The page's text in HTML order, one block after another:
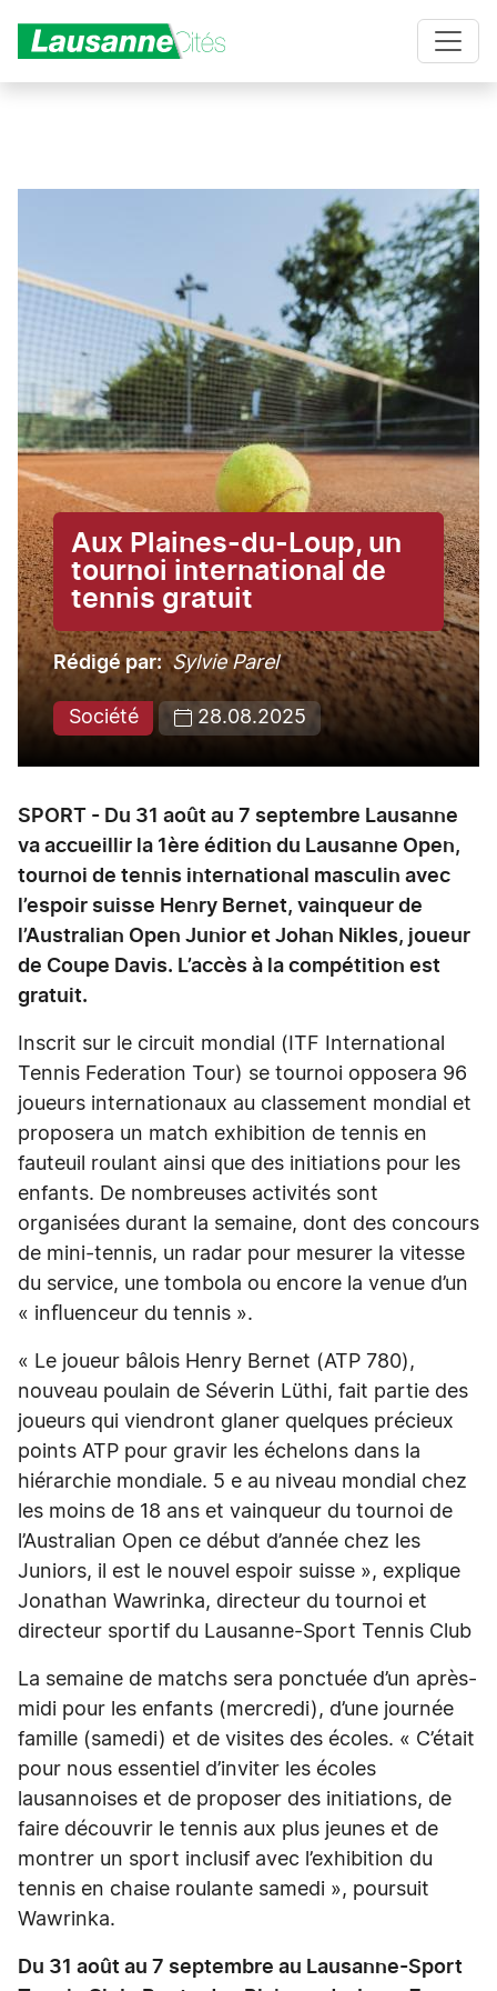
Aux Plaines-du-Loup, un
tournoi international de
tennis gratuit
Rédigé par Sylvie Parel
Société 28.08.2025
SPORT - Du 31 août au 7 septembre Lausanne
va accueillir la 1ère édition du Lausanne Open,
tournoi de tennis international masculin avec
l’espoir suisse Henry Bernet, vainqueur de
l’Australian Open Junior et Johan Nikles, joueur
de Coupe Davis. L’accès à la compétition est
gratuit.
Inscrit sur le circuit mondial (ITF International
Tennis Federation Tour) se tournoi opposera 96
joueurs internationaux au classement mondial et
proposera un match exhibition de tennis en
fauteuil roulant ainsi que des initiations pour les
enfants. De nombreuses activités sont
organisées durant la semaine, dont des concours
de mini-tennis, un radar pour mesurer la vitesse
du service, une tombola ou encore la venue d’un
« inﬂuenceur du tennis ».
« Le joueur bâlois Henry Bernet (ATP 780),
nouveau poulain de Séverin Lüthi, fait partie des
joueurs qui viendront glaner quelques précieux
points ATP pour gravir les échelons dans la
hiérarchie mondiale. 5 e au niveau mondial chez
les moins de 18 ans et vainqueur du tournoi de
l’Australian Open ce début d’année chez les
Juniors, il est le nouvel espoir suisse », explique
Jonathan Wawrinka, directeur du tournoi et
directeur sportif du Lausanne-Sport Tennis Club
La semaine de matchs sera ponctuée d’un après-
midi pour les enfants (mercredi), d’une journée
famille (samedi) et de visites des écoles. « C’était
pour nous essentiel d’inviter les écoles
lausannoises et de proposer des initiations, de
faire découvrir le tennis aux plus jeunes et de
montrer un sport inclusif avec l’exhibition du
tennis en chaise roulante samedi », poursuit
Wawrinka.
Du 31 août au 7 septembre au Lausanne-Sport